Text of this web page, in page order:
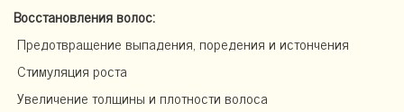
Восстановления волос:
Предотвращение выпадения, поредения и истончения
Стимуляция роста
Увеличение толщины и плотности волоса